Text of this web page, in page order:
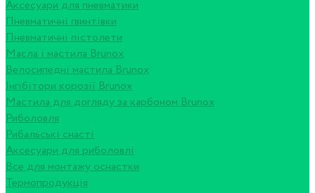
Аксесуари для пневматики
Пневматичні гвинтівки
Пневматичні пістолети
Масла і мастила Brunox
Велосипедні мастила Brunox
Інгібітори корозії Brunox
Мастила для догляду за карбоном Brunox
Риболовля
Рибальські снасті
Аксесуари для риболовлі
Все для монтажу оснастки
Термопродукція